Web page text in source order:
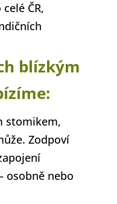
ČR,
blízkým
stomikem,
Zodpoví
osobně nebo